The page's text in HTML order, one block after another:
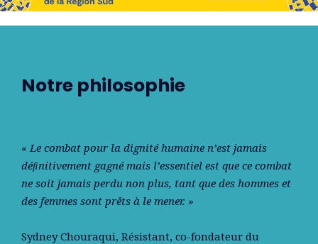
Notre philosophie
« Le combat pour la dignité humaine n’est jamais
déﬁnitivement gagné mais l’essentiel est que ce combat
ne soit jamais perdu non plus, tant que des hommes et
des femmes sont prêts à le mener. »
Sydney Chouraqui, Résistant, co-fondateur du